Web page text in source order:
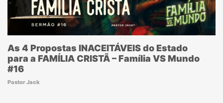
As 4 Propostas INACEITÁVEIS do Estado
para a FAMÍLIA CRISTÃ – Família VS Mundo
#16
Pastor Jack